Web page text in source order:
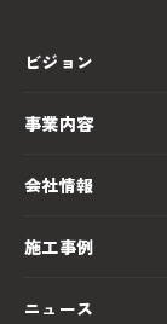
ビジョン
事業内容
会社情報
施工事例
ニュース